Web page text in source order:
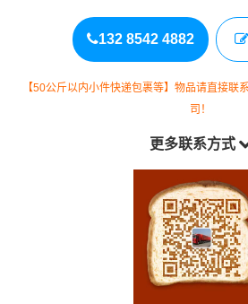
132 8542 4882
【50公斤以内小件快递包裹等】物品请直接联
司！
更多联系方式